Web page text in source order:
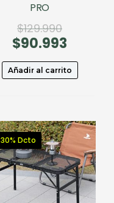
PRO
$129.990El
precio
era:
$129.990.
$90.993
actual
es:
Añadir al carrito
30% Dcto
30% Dcto